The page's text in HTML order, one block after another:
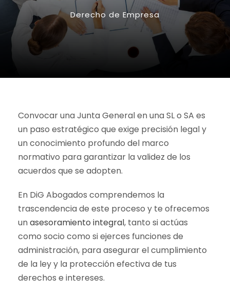
Derecho de Empresa
Convocar una Junta General en una SL o SA es
un paso estratégico que exige precisión legal y
un conocimiento profundo del marco
normativo para garantizar la validez de los
acuerdos que se adopten.
En DiG Abogados comprendemos la
trascendencia de este proceso y te ofrecemos
unasesoramiento integral, tanto si actúas
como socio como si ejerces funciones de
administración, para asegurar el cumplimiento
de la ley y la protección efectiva de tus
derechos e intereses.